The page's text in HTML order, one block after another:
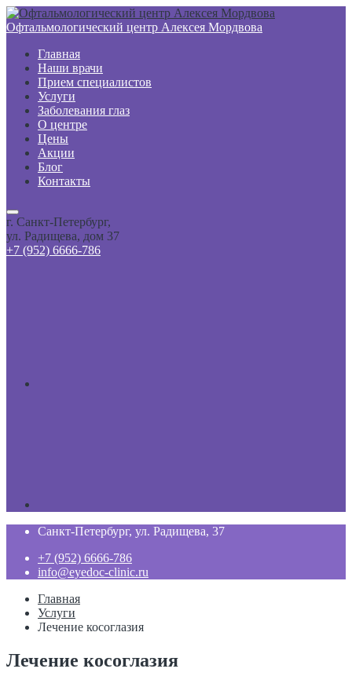
Офтальмологический центр Алексея Мордвова
Главная
Наши врачи
Прием специалистов
Услуги
Заболевания глаз
О центре
Цены
Акции
Блог
Контакты
г. Санкт-Петербург,
ул. Радищева, дом 37
+7 (952) 6666-786
Санкт-Петербург, ул. Радищева, 37
+7 (952) 6666-786
info@eyedoc-clinic.ru
Главная
Услуги
Лечение косоглазия
Лечение косоглазия